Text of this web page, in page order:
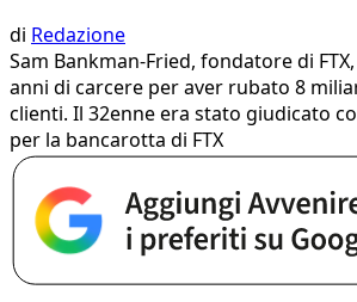
di Redazione
Sam Bankman-Fried, fondatore di
anni di carcere per aver rubato 8
clienti. Il 32enne era stato giudicato
per la bancarotta di FTX